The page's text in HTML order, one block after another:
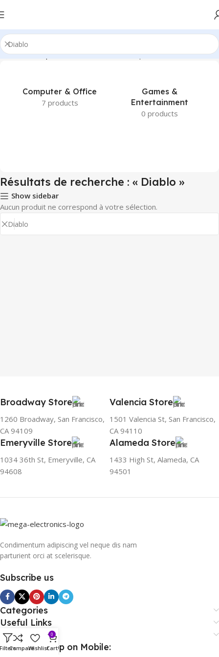
Accueil Boutique Résultats de recherche pour “Diablo”
Computer & Office
7 products
Games &
Entertainment
0 products
Résultats de recherche : « Diablo »
Show sidebar
Aucun produit ne correspond à votre sélection.
Broadway Store
1260 Broadway, San Francisco,
CA 94109
Valencia Store
1501 Valencia St, San Francisco,
CA 94110
Emeryville Store
1034 36th St, Emeryville, CA
94608
Alameda Store
1433 High St, Alameda, CA
94501
Condimentum adipiscing vel neque dis nam
parturient orci at scelerisque.
Subscribe us
Categories
Useful Links
Footer Menu
Download App on Mobile:
CompareWishlist
0
Cart